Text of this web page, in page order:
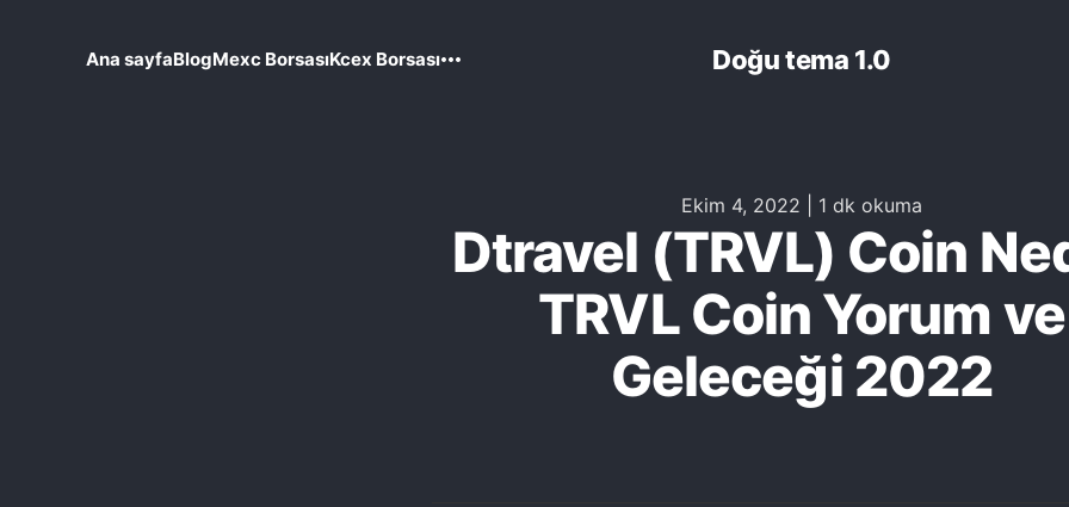
Doğu tema 1.0
Ana sayfaBlogMexc BorsasıKcex Borsası
Ekim 4, 2022 1 dk okuma
Dtravel (TRVL) Coin
TRVL Coin Yorum ve
Geleceği 2022